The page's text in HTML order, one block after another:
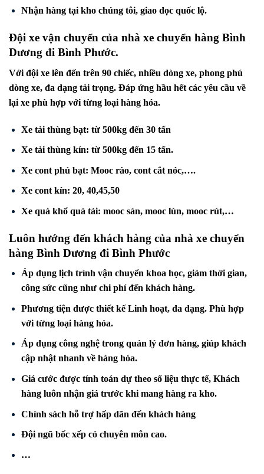
Nhận hàng tại kho chúng tôi, giao dọc quốc lộ.
Đội xe vận chuyển của nhà xe chuyển hàng Bình
Dương đi Bình Phước.
Với đội xe lên đến trên 90 chiếc, nhiều dòng xe, phong phú
dòng xe, đa dạng tải trọng. Đáp ứng hầu hết các yêu cầu về
lại xe phù hợp với từng loại hàng hóa.
Xe tải thùng bạt: từ 500kg đến 30 tấn
Xe tải thùng kín: từ 500kg đến 15 tấn.
Xe cont phủ bạt: Mooc rào, cont cắt nóc,….
Xe cont kín: 20, 40,45,50
Xe quá khổ quá tải: mooc sàn, mooc lùn, mooc rút,…
Luôn hướng đến khách hàng của nhà xe chuyển
hàng Bình Dương đi Bình Phước
Áp dụng lịch trình vận chuyển khoa học, giảm thời gian,
công sức cũng như chi phí đến khách hàng.
Phương tiện được thiết kế Linh hoạt, đa dạng. Phù hợp
với từng loại hàng hóa.
Áp dụng công nghệ trong quản lý đơn hàng, giúp khách
cập nhật nhanh về hàng hóa.
Giá cước được tính toán dự theo số liệu thực tế, Khách
hàng luôn nhận giá trước khi mang hàng ra kho.
Chính sách hỗ trợ hấp dãn đến khách hàng
Đội ngũ bốc xếp có chuyên môn cao.
…